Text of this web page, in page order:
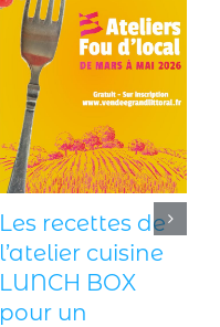
Les recettes de
l’atelier cuisine
LUNCH BOX
pour un